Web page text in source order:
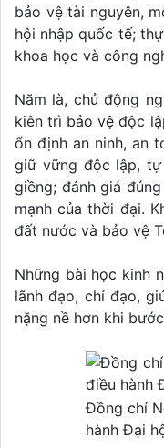
bảo vệ tài nguyên,
hội nhập quốc tế;
khoa học và công
Năm là, chủ động
kiên trì bảo vệ độc
ổn định an ninh, an
giữ vững độc lập,
giềng; đánh giá
mạnh của thời đại.
đất nước và bảo vệ
Những bài học kinh
lãnh đạo, chỉ đạo,
nặng nề hơn khi
Đồng chí
hành Đại